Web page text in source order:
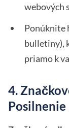
webových
Ponúknite
bulletiny),
priamo k
4.